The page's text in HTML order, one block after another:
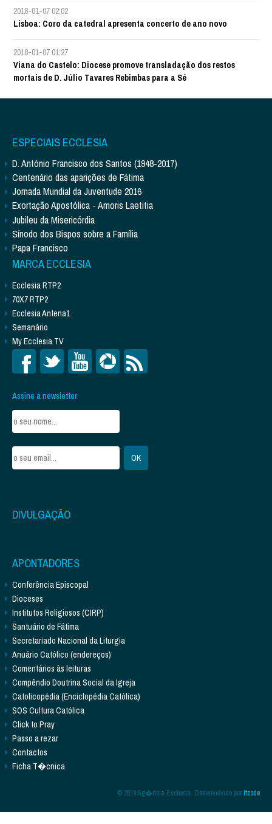
2018-01-07 02:02
Lisboa: Coro da catedral apresenta concerto de ano novo
2018-01-07 01:27
Viana do Castelo: Diocese promove transladação dos restos
mortais de D. Júlio Tavares Rebimbas para a Sé
ESPECIAIS ECCLESIA
D. António Francisco dos Santos (1948-2017)
Centenário das aparições de Fátima
Jornada Mundial da Juventude 2016
Exortação Apostólica - Amoris Laetitia
Jubileu da Misericórdia
Sínodo dos Bispos sobre a Família
Papa Francisco
MARCA ECCLESIA
Ecclesia RTP2
70X7 RTP2
Ecclesia Antena1
Semanário
My Ecclesia TV
Assine a newsletter
DIVULGAÇÃO
APONTADORES
Conferência Episcopal
Dioceses
Institutos Religiosos (CIRP)
Santuário de Fátima
Secretariado Nacional da Liturgia
Anuário Católico (endereços)
Comentários às leituras
Compêndio Doutrina Social da Igreja
Catolicopédia (Enciclopédia Católica)
SOS Cultura Católica
Click to Pray
Passo a rezar
Contactos
Ficha T�cnica
© 2014 Ag�ncia Ecclesia. Desenvolvido porItcode